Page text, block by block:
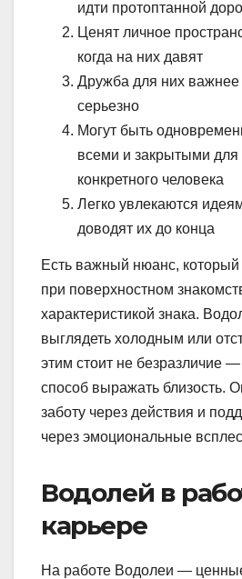
идти протоптанной
Ценят личное
когда на них давят
Дружба для них
серьезно
Могут быть
всеми и закрытыми для
конкретного человека
Легко увлекаются
доводят их до конца
Есть важный нюанс, который
при поверхностном
характеристикой знака.
выглядеть холодным или
этим стоит не безразличие —
способ выражать близость.
заботу через действия и
через эмоциональные
Водолей в
карьере
На работе Водолеи —